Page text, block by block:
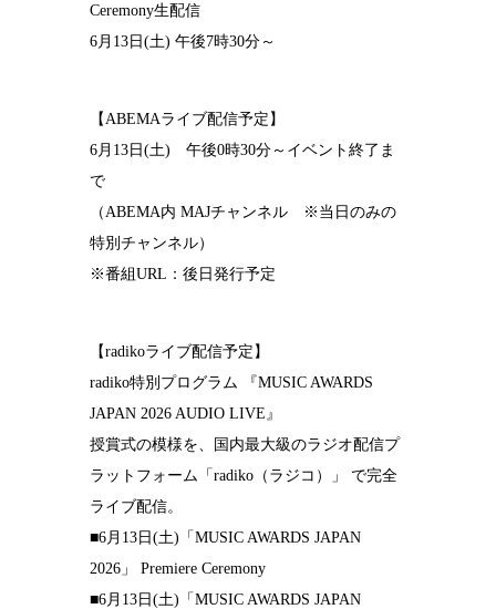
Ceremony生配信
6月13日(土) 午後7時30分～
【ABEMAライブ配信予定】
6月13日(土) 午後0時30分～イベント終了ま
で
（ABEMA内 MAJチャンネル ※当日のみの
特別チャンネル）
※番組URL：後日発行予定
【radikoライブ配信予定】
radiko特別プログラム 『MUSIC AWARDS
JAPAN 2026 AUDIO LIVE』
授賞式の模様を、国内最大級のラジオ配信プ
ラットフォーム「radiko（ラジコ）」 で完全
ライブ配信。
■6月13日(土)「MUSIC AWARDS JAPAN
2026」 Premiere Ceremony
■6月13日(土)「MUSIC AWARDS JAPAN